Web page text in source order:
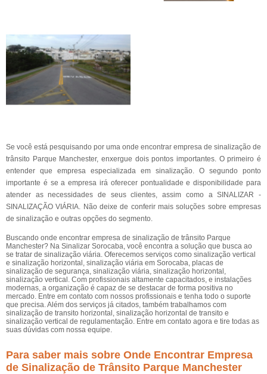
Se você está pesquisando por uma onde encontrar empresa de sinalização de
trânsito Parque Manchester, enxergue dois pontos importantes. O primeiro é
entender que empresa especializada em sinalização. O segundo ponto
importante é se a empresa irá oferecer pontualidade e disponibilidade para
atender as necessidades de seus clientes, assim como a SINALIZAR -
SINALIZAÇÃO VIÁRIA. Não deixe de conferir mais soluções sobre empresas
de sinalização e outras opções do segmento.
Buscando onde encontrar empresa de sinalização de trânsito Parque
Manchester? Na Sinalizar Sorocaba, você encontra a solução que busca ao
se tratar de sinalização viária. Oferecemos serviços como sinalização vertical
e sinalização horizontal, sinalização viária em Sorocaba, placas de
sinalização de segurança, sinalização viária, sinalização horizontal,
sinalização vertical. Com profissionais altamente capacitados, e instalações
modernas, a organização é capaz de se destacar de forma positiva no
mercado. Entre em contato com nossos profissionais e tenha todo o suporte
que precisa. Além dos serviços já citados, também trabalhamos com
sinalização de transito horizontal, sinalização horizontal de transito e
sinalização vertical de regulamentação. Entre em contato agora e tire todas as
suas dúvidas com nossa equipe.
Para saber mais sobre Onde Encontrar Empresa
de Sinalização de Trânsito Parque Manchester